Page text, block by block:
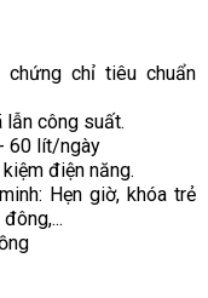
chỉ tiêu chuẩn
lẫn công suất.
60 lít/ngày
điện năng.
Hẹn giờ, khóa trẻ